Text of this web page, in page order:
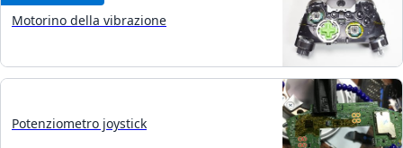
Motorino della vibrazione
Potenziometro joystick